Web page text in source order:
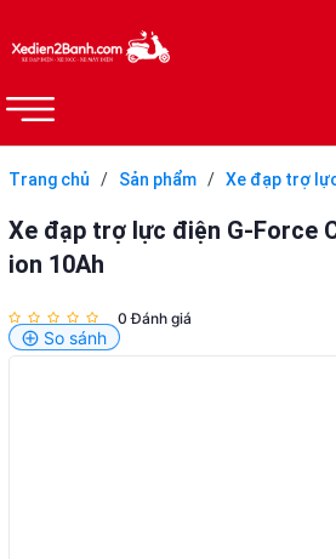
Trang chủ / Sản phẩm / Xe đạp trợ
Xe đạp trợ lực điện G-Force
ion 10Ah
0 Đánh giá
So sánh